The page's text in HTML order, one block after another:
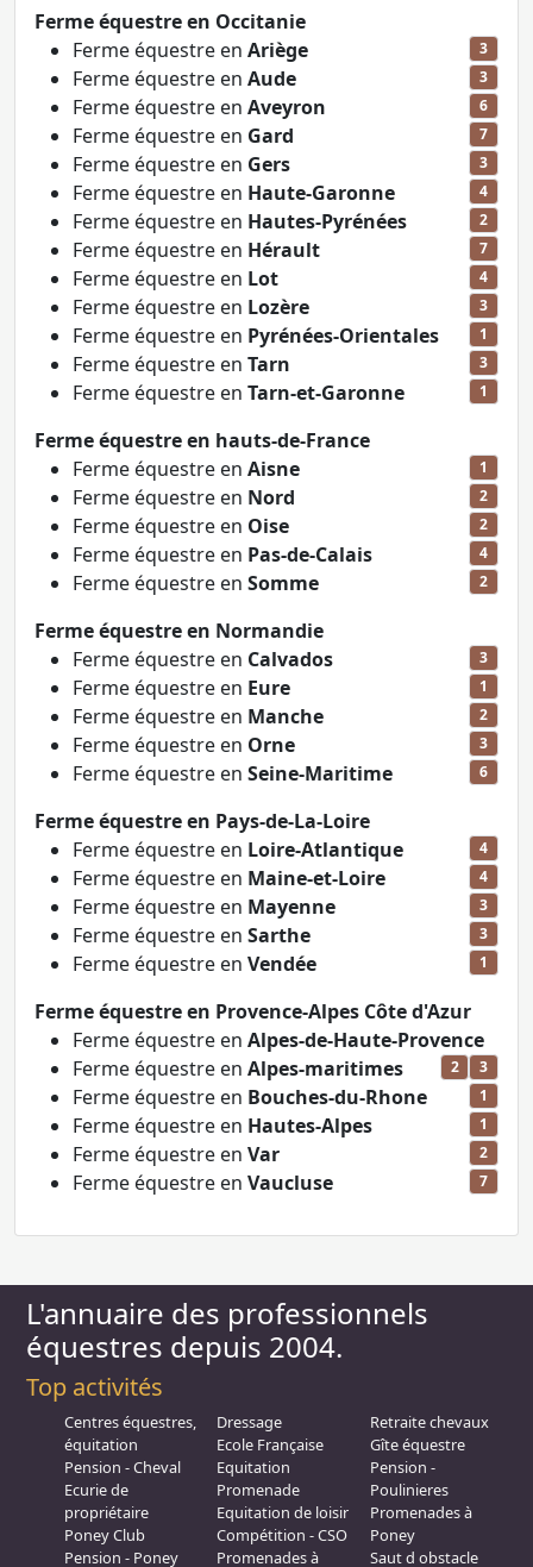
Ferme équestre en Occitanie
Ferme équestre en Ariège 3
Ferme équestre en Aude 3
Ferme équestre en Aveyron 6
Ferme équestre en Gard 7
Ferme équestre en Gers 3
Ferme équestre en Haute-Garonne 4
Ferme équestre en Hautes-Pyrénées 2
Ferme équestre en Hérault 7
Ferme équestre en Lot 4
Ferme équestre en Lozère 3
Ferme équestre en Pyrénées-Orientales 1
Ferme équestre en Tarn 3
Ferme équestre en Tarn-et-Garonne 1
Ferme équestre en hauts-de-France
Ferme équestre en Aisne 1
Ferme équestre en Nord 2
Ferme équestre en Oise 2
Ferme équestre en Pas-de-Calais 4
Ferme équestre en Somme 2
Ferme équestre en Normandie
Ferme équestre en Calvados 3
Ferme équestre en Eure 1
Ferme équestre en Manche 2
Ferme équestre en Orne 3
Ferme équestre en Seine-Maritime 6
Ferme équestre en Pays-de-La-Loire
Ferme équestre en Loire-Atlantique 4
Ferme équestre en Maine-et-Loire 4
Ferme équestre en Mayenne 3
Ferme équestre en Sarthe 3
Ferme équestre en Vendée 1
Ferme équestre en Provence-Alpes Côte d'Azur
Ferme équestre en Alpes-de-Haute-Provence
3
Ferme équestre en Alpes-maritimes 2
Ferme équestre en Bouches-du-Rhone 1
Ferme équestre en Hautes-Alpes 1
Ferme équestre en Var 2
Ferme équestre en Vaucluse 7
L'annuaire des professionnels
équestres depuis 2004.
Top activités
Centres équestres,
équitation
Pension - Cheval
Ecurie de
propriétaire
Poney Club
Pension - Poney
Dressage
Ecole Française
Equitation
Promenade
Equitation de loisir
Compétition - CSO
Promenades à
Retraite chevaux
Gîte équestre
Pension -
Poulinieres
Promenades à
Poney
Saut d obstacle